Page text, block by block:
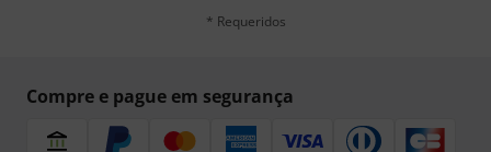
* Requeridos
Compre e pague em segurança